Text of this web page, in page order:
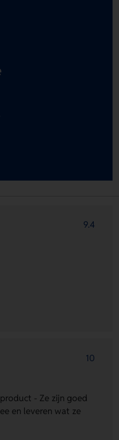
9.4
10
- Ze zijn goed
en leveren wat ze